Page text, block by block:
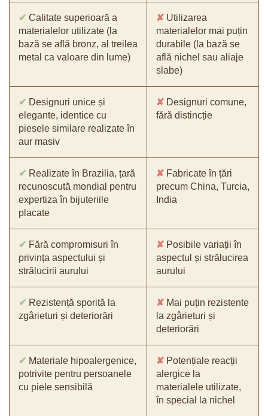
✔ Calitate superioară a
materialelor utilizate (la
bază se află bronz, al treilea
metal ca valoare din lume)
✘ Utilizarea
materialelor mai puțin
durabile (la bază se
află nichel sau aliaje
slabe)
✔ Designuri unice și
elegante, identice cu
piesele similare realizate în
aur masiv
✘ Designuri comune,
fără distincție
✔ Realizate în Brazilia, țară
recunoscută mondial pentru
expertiza în bijuteriile
placate
✘ Fabricate în țări
precum China, Turcia,
India
✔ Fără compromisuri în
privința aspectului și
strălucirii aurului
✘ Posibile variații în
aspectul și strălucirea
aurului
✔ Rezistență sporită la
zgârieturi și deteriorări
✘ Mai puțin rezistente
la zgârieturi și
deteriorări
✔ Materiale hipoalergenice,
potrivite pentru persoanele
cu piele sensibilă
✘ Potențiale reacții
alergice la
materialele utilizate,
în special la nichel